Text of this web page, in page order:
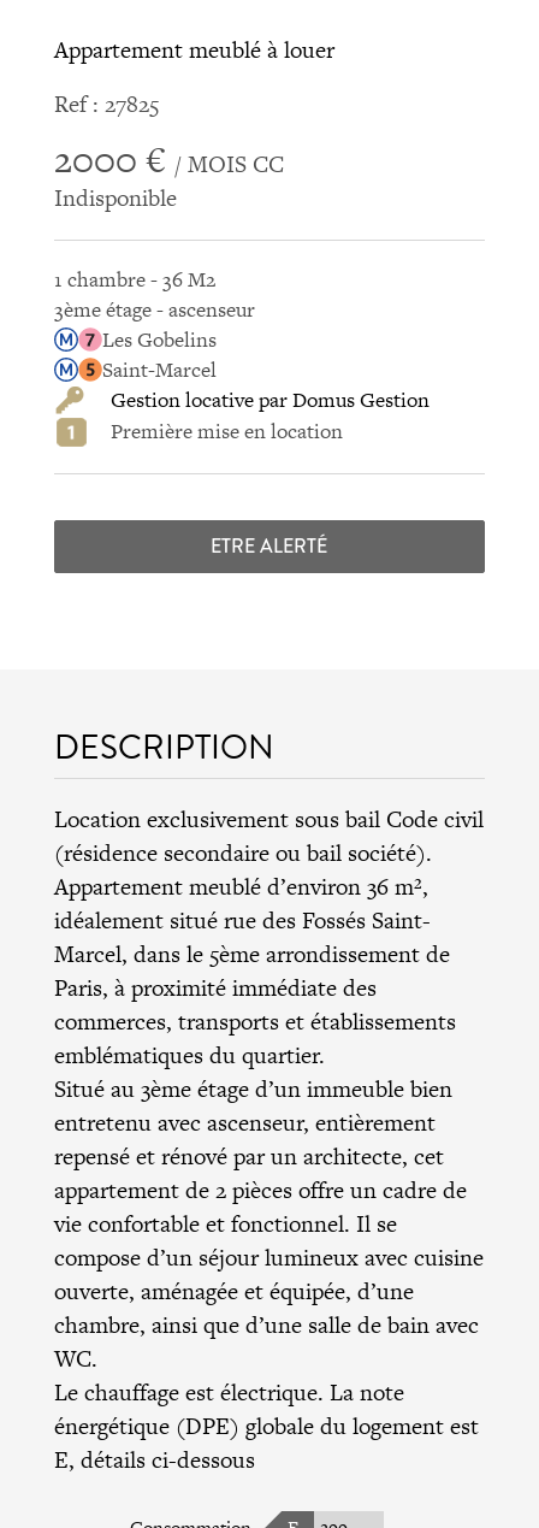
Appartement meublé à louer
Ref : 27825
2000 € / MOIS CC
Indisponible
1 chambre - 36 M2
3ème étage - ascenseur
Les Gobelins
Saint-Marcel
Gestion locative par Domus Gestion
Première mise en location
ETRE ALERTÉ
DESCRIPTION
Location exclusivement sous bail Code civil
(résidence secondaire ou bail société).
Appartement meublé d’environ 36 m²,
idéalement situé rue des Fossés Saint-
Marcel, dans le 5ème arrondissement de
Paris, à proximité immédiate des
commerces, transports et établissements
emblématiques du quartier.
Situé au 3ème étage d’un immeuble bien
entretenu avec ascenseur, entièrement
repensé et rénové par un architecte, cet
appartement de 2 pièces offre un cadre de
vie confortable et fonctionnel. Il se
compose d’un séjour lumineux avec cuisine
ouverte, aménagée et équipée, d’une
chambre, ainsi que d’une salle de bain avec
WC.
Le chauffage est électrique. La note
énergétique (DPE) globale du logement est
E, détails ci-dessous